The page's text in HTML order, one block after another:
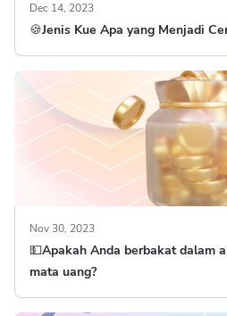
Dec 14, 2023
🍪Jenis Kue Apa yang Menjadi
Nov 30, 2023
💵Apakah Anda berbakat dalam
mata uang?